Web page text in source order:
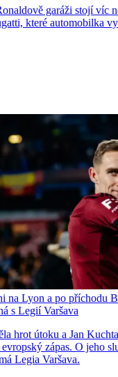
garáži stojí víc
které automobilka
na Lyon a po příchodu
s Legií Varšava
hrot útoku a Jan
zápas. O jeho
Legia Varšava.